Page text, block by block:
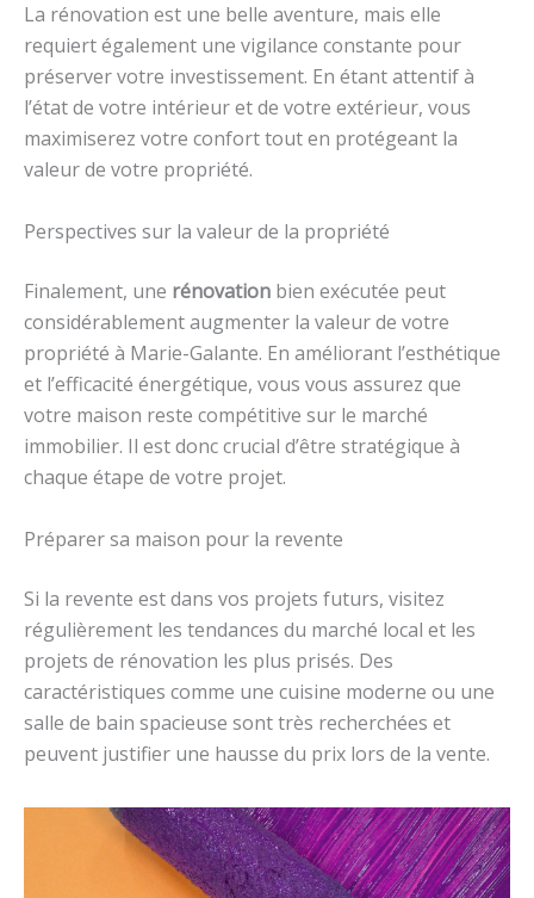
La rénovation est une belle aventure, mais elle
requiert également une vigilance constante pour
préserver votre investissement. En étant attentif à
l’état de votre intérieur et de votre extérieur, vous
maximiserez votre confort tout en protégeant la
valeur de votre propriété.
Perspectives sur la valeur de la propriété
Finalement, une rénovation bien exécutée peut
considérablement augmenter la valeur de votre
propriété à Marie-Galante. En améliorant l’esthétique
et l’efficacité énergétique, vous vous assurez que
votre maison reste compétitive sur le marché
immobilier. Il est donc crucial d’être stratégique à
chaque étape de votre projet.
Préparer sa maison pour la revente
Si la revente est dans vos projets futurs, visitez
régulièrement les tendances du marché local et les
projets de rénovation les plus prisés. Des
caractéristiques comme une cuisine moderne ou une
salle de bain spacieuse sont très recherchées et
peuvent justifier une hausse du prix lors de la vente.